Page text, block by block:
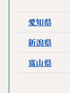
愛知県
新潟県
富山県